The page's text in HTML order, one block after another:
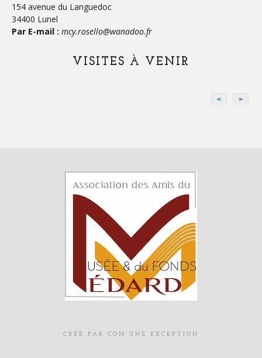
154 avenue du Languedoc
34400 Lunel
Par E-mail : mcy.rosello@wanadoo.fr
VISITES À VENIR
< >
CRÉÉ PAR COM UNE EXCEPTION